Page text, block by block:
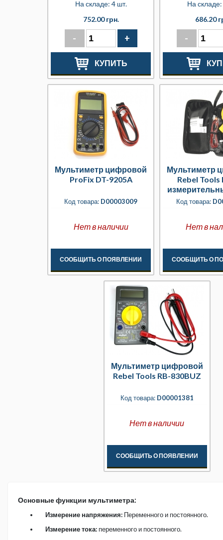
На складе: 4 шт.
752.00 грн.
- +
КУПИТЬ
На
686.20
-
Мультиметр цифровой
ProFix DT-9205A
Код товара: D00003009
Нет в наличии
СООБЩИТЬ О ПОЯВЛЕНИИ
Мультиметр
Rebel Tools
Код товара:
Нет в
СООБЩИТЬ О
Мультиметр цифровой
Rebel Tools RB-830BUZ
Код товара:D00001381
Нет в наличии
СООБЩИТЬ О ПОЯВЛЕНИИ
Основные функции мультиметра:
Измерение напряжения: Переменного и постоянного.
Измерение тока: переменного и постоянного.